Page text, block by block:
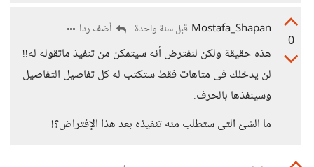
0
Mostafa_Shapan قبل سنة واحدة أضف ردا
هذه حقيقة ولكن لنفترض أنه سيتمكن من تنفيذ ماتقوله له!!
لن يدخلك فى متاهات فقط ستكتب له كل تفاصيل التفاصيل
وسينفذها بالحرف.
ما الشئ التى ستطلب منه تنفيذه بعد هذا الإفتراض؟!